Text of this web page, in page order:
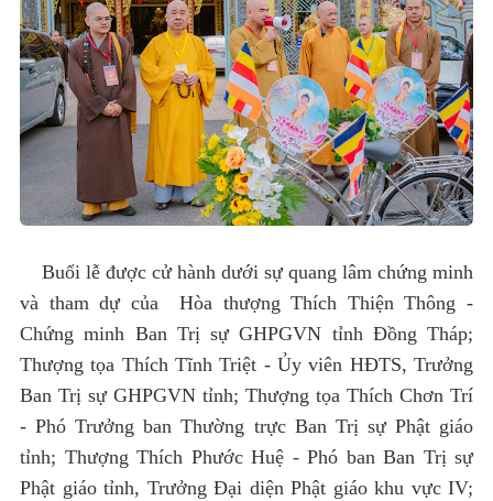
Buổi lễ được cử hành dưới sự quang lâm chứng minh
và tham dự của Hòa thượng Thích Thiện Thông -
Chứng minh Ban Trị sự GHPGVN tỉnh Đồng Tháp;
Thượng tọa Thích Tĩnh Triệt - Ủy viên HĐTS, Trưởng
Ban Trị sự GHPGVN tỉnh; Thượng tọa Thích Chơn Trí
- Phó Trưởng ban Thường trực Ban Trị sự Phật giáo
tỉnh; Thượng Thích Phước Huệ - Phó ban Ban Trị sự
Phật giáo tỉnh, Trưởng Đại diện Phật giáo khu vực IV;